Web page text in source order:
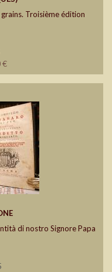
Troisième édition
€
di nostro Signore Papa